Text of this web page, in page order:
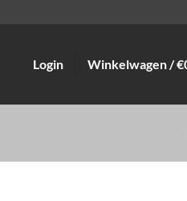
Login Winkelwagen /€